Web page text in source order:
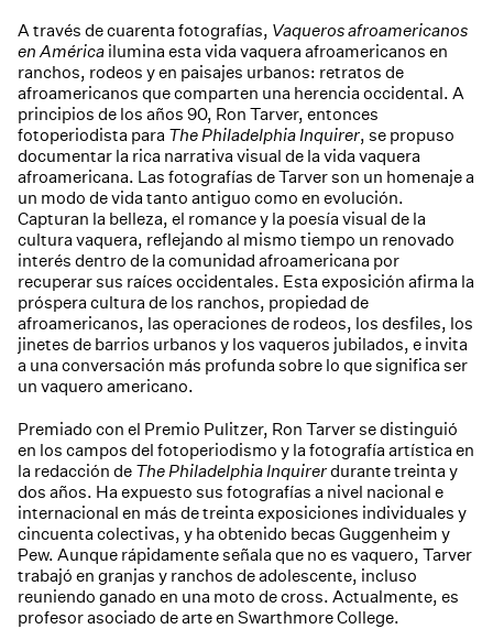
A través de cuarenta fotografías, Vaqueros afroamericanos
en América ilumina esta vida vaquera afroamericanos en
ranchos, rodeos y en paisajes urbanos: retratos de
afroamericanos que comparten una herencia occidental. A
principios de los años 90, Ron Tarver, entonces
fotoperiodista para The Philadelphia Inquirer, se propuso
documentar la rica narrativa visual de la vida vaquera
afroamericana. Las fotografías de Tarver son un homenaje a
un modo de vida tanto antiguo como en evolución.
Capturan la belleza, el romance y la poesía visual de la
cultura vaquera, reflejando al mismo tiempo un renovado
interés dentro de la comunidad afroamericana por
recuperar sus raíces occidentales. Esta exposición afirma la
próspera cultura de los ranchos, propiedad de
afroamericanos, las operaciones de rodeos, los desfiles, los
jinetes de barrios urbanos y los vaqueros jubilados, e invita
a una conversación más profunda sobre lo que significa ser
un vaquero americano.
Premiado con el Premio Pulitzer, Ron Tarver se distinguió
en los campos del fotoperiodismo y la fotografía artística en
la redacción de The Philadelphia Inquirerdurante treinta y
dos años. Ha expuesto sus fotografías a nivel nacional e
internacional en más de treinta exposiciones individuales y
cincuenta colectivas, y ha obtenido becas Guggenheim y
Pew. Aunque rápidamente señala que no es vaquero, Tarver
trabajó en granjas y ranchos de adolescente, incluso
reuniendo ganado en una moto de cross. Actualmente, es
profesor asociado de arte en Swarthmore College.